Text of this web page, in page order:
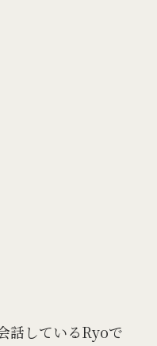
話しているRyoで